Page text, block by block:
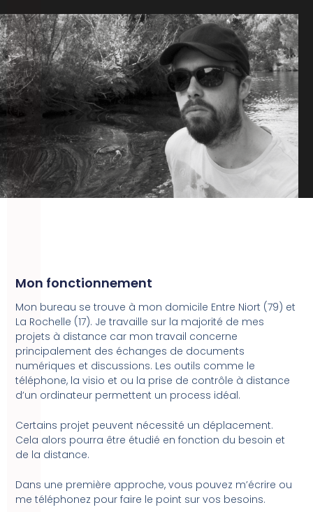
Mon fonctionnement
Mon bureau se trouve à mon domicile Entre Niort (79) et
La Rochelle (17). Je travaille sur la majorité de mes
projets à distance car mon travail concerne
principalement des échanges de documents
numériques et discussions. Les outils comme le
téléphone, la visio et ou la prise de contrôle à distance
d’un ordinateur permettent un process idéal.
Certains projet peuvent nécessité un déplacement.
Cela alors pourra être étudié en fonction du besoin et
de la distance.
Dans une première approche, vous pouvez m’écrire ou
me téléphonez pour faire le point sur vos besoins.